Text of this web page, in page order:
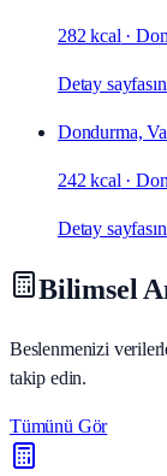
282 kcal ·
Detay
Dondurma,
242 kcal ·
Detay
Bilimsel
Beslenmenizi
takip edin.
Tümünü Gör